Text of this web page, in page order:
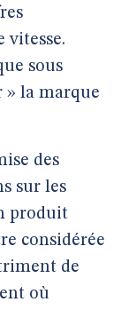
vitesse.
sous
» la marque
des
sur les
produit
considérée
de
où